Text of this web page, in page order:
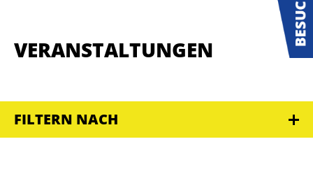
VERANSTALTUNGEN
FILTERN NACH